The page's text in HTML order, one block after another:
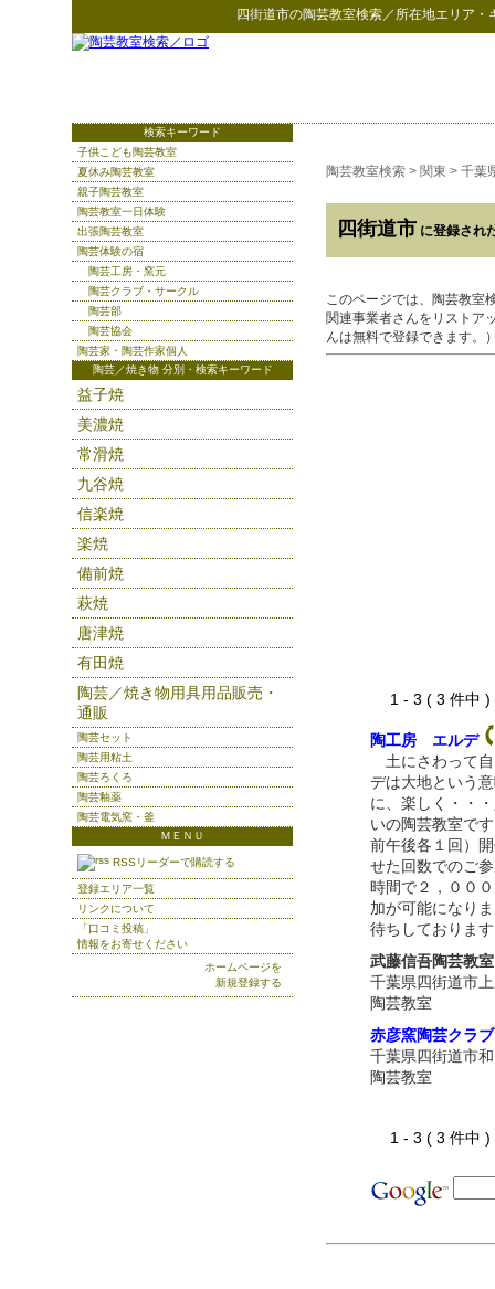
四街道市の陶芸教室検索／所在地エリア・
陶芸教室検索 > 関東 > 千葉
四街道市 に登録され
このページでは、陶芸教室
関連事業者さんをリストア
んは無料で登録できます。
1 - 3 ( 3 件
陶工房 エルデ
土にさわって
デは大地という
に、楽しく・・
いの陶芸教室で
前午後各１回）
せた回数でのご
時間で２，００
加が可能になり
待ちしておりま
武藤信吾陶芸教室
千葉県四街道市
陶芸教室
赤彦窯陶芸クラブ
千葉県四街道市
陶芸教室
1 - 3 ( 3 件
検索キーワード
子供こども陶芸教室
夏休み陶芸教室
親子陶芸教室
陶芸教室一日体験
出張陶芸教室
陶芸体験の宿
陶芸工房・窯元
陶芸クラブ・サークル
陶芸部
陶芸協会
陶芸家・陶芸作家個人
陶芸／焼き物 分別・検索キーワード
益子焼
美濃焼
常滑焼
九谷焼
信楽焼
楽焼
備前焼
萩焼
唐津焼
有田焼
陶芸／焼き物用具用品販売・
通販
陶芸セット
陶芸用粘土
陶芸ろくろ
陶芸釉薬
陶芸電気窯・釜
ＭＥＮＵ
RSSリーダーで購読する
登録エリア一覧
リンクについて
「口コミ投稿」
情報をお寄せください
ホームページを
新規登録する